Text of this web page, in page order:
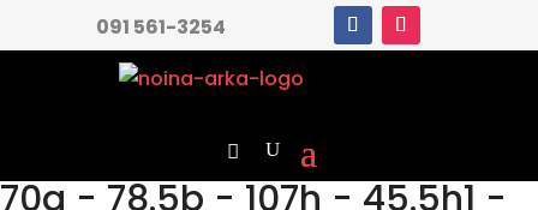
091 561-3254
70a - 78.5b - 107h - 45.5h1 -